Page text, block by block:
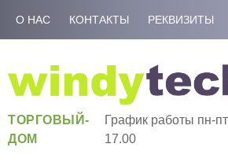
О НАС КОНТАКТЫ РЕКВИЗИТЫ
ТОРГОВЫЙ-
ДОМ
График работы пн-
17.00